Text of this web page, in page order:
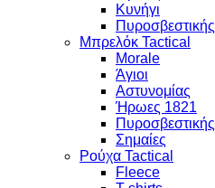
Κυνήγι
Πυροσβεστικής
Μπρελόκ Tactical
Morale
Άγιοι
Αστυνομίας
Ήρωες 1821
Πυροσβεστικής
Σημαίες
Ρούχα Tactical
Fleece